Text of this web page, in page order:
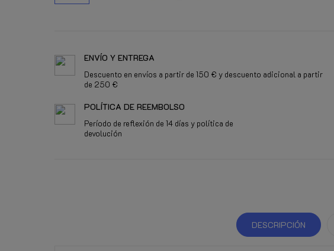
ENVÍO Y ENTREGA
Descuento en envíos a partir de 150 € y descuento adicional a partir
de 250 €
POLÍTICA DE REEMBOLSO
Período de reflexión de 14 días y política de
devolución
DESCRIPCIÓN